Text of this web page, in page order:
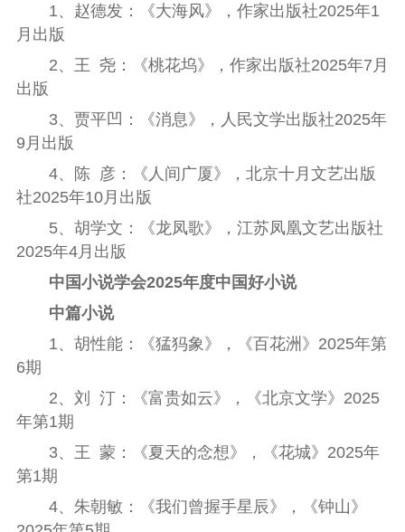
1、赵德发：《大海风》，作家出版社2025年1
月出版
2、王 尧：《桃花坞》，作家出版社2025年7 月
出版
3、贾平凹：《消息》，人民文学出版社2025年
9 月出版
4、陈
彦：《人间广厦》，北京十月文艺出版
社2025年10月出版
5、胡学文：《龙凤歌》，江苏凤凰文艺出版社
2025年4月出版
中国小说学会2025年度中国好小说
中篇小说
1、胡性能：《猛犸象》，《百花洲》 2025年第
6期
2、刘 汀：《富贵如云》，《北京文学》 2025
年第1期
3、王 蒙：《夏天的念想》，《花城》 2025年
第1期
4、朱朝敏：《我们曾握手星辰》，《钟山》